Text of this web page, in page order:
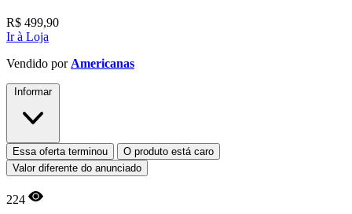
R$ 499,90
Ir à Loja
Vendido por Americanas
Informar
Essa oferta terminou
O produto está caro
Valor diferente do anunciado
224